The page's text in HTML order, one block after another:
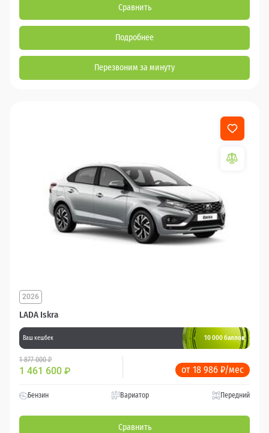
Сравнить
Подробнее
Перезвоним за минуту
LADA Iskra
2026
Ваш кешбек 10 000 баллов
1 877 000 ₽
1 461 600 ₽ от 18 986 ₽/мес
Бензин Вариатор Передний
Сравнить